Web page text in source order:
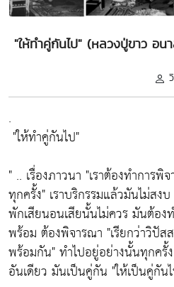
"ให้ทำคู่กันไป" (หลวงปู่ขาว อน
.
"ให้ทำคู่กันไป"
" .. เรื่องภาวนา "เราต้องทำการพิ
ทุกครั้ง" เราบริกรรมแล้วมันไม่สงบ
พักเสียนอนเสียนั้นไม่ควร มันต้อง
พร้อม ต้องพิจารณา "เรียกว่าวิปัส
พร้อมกัน"ทำไปอยู่อย่างนั้นทุกครั้
อันเดียว มันเป็นคู่กัน "ให้เป็นคู่กัน